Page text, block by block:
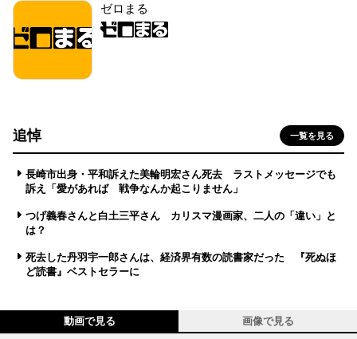
ゼロまる
追悼 一覧を見る
長崎市出身・平和訴えた美輪明宏さん死去 ラストメッセージでも
訴え「愛があれば 戦争なんか起こりません」
つげ義春さんと白土三平さん カリスマ漫画家、二人の「違い」と
は？
死去した丹羽宇一郎さんは、経済界有数の読書家だった 『死ぬほ
ど読書』ベストセラーに
動画で見る 画像で見る